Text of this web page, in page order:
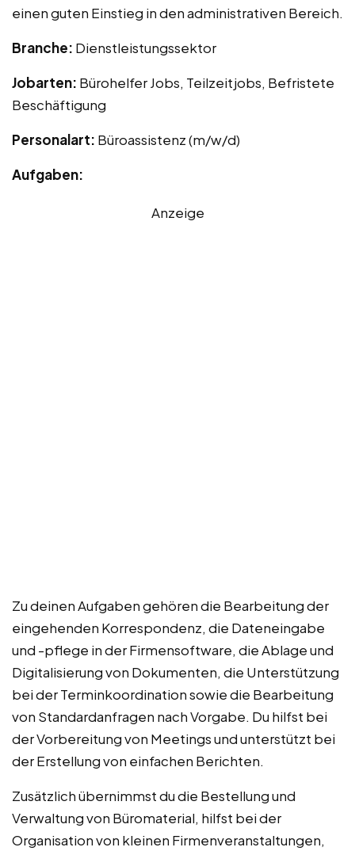
einen guten Einstieg in den administrativen Bereich.
Branche: Dienstleistungssektor
Jobarten: Bürohelfer Jobs, Teilzeitjobs, Befristete
Beschäftigung
Personalart: Büroassistenz (m/w/d)
Aufgaben:
Anzeige
Zu deinen Aufgaben gehören die Bearbeitung der
eingehenden Korrespondenz, die Dateneingabe
und -pflege in der Firmensoftware, die Ablage und
Digitalisierung von Dokumenten, die Unterstützung
bei der Terminkoordination sowie die Bearbeitung
von Standardanfragen nach Vorgabe. Du hilfst bei
der Vorbereitung von Meetings und unterstützt bei
der Erstellung von einfachen Berichten.
Zusätzlich übernimmst du die Bestellung und
Verwaltung von Büromaterial, hilfst bei der
Organisation von kleinen Firmenveranstaltungen,